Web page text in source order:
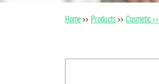
Home >> Products >> Cosmetic >>